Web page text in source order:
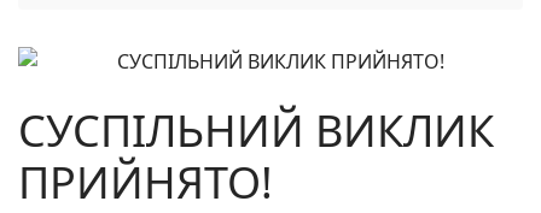
СУСПІЛЬНИЙ ВИКЛИК
ПРИЙНЯТО!